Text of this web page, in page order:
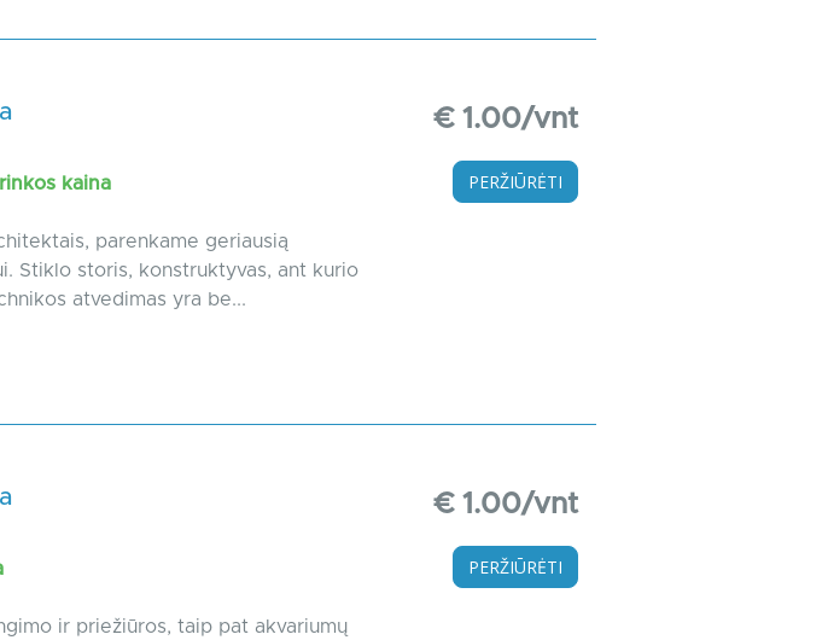
kaina
parenkame geriausią
Stiklo storis, konstruktyvas, ant kurio
atvedimas yra be...
€ 1.00/vnt
PERŽIŪRĖTI
ir priežiūros, taip pat akvariumų
€ 1.00/vnt
PERŽIŪRĖTI